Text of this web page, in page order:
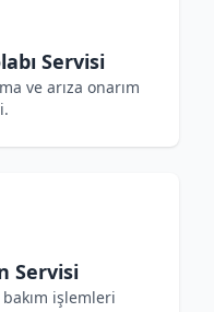
Servisi
ve arıza onarım
Servisi
işlemleri